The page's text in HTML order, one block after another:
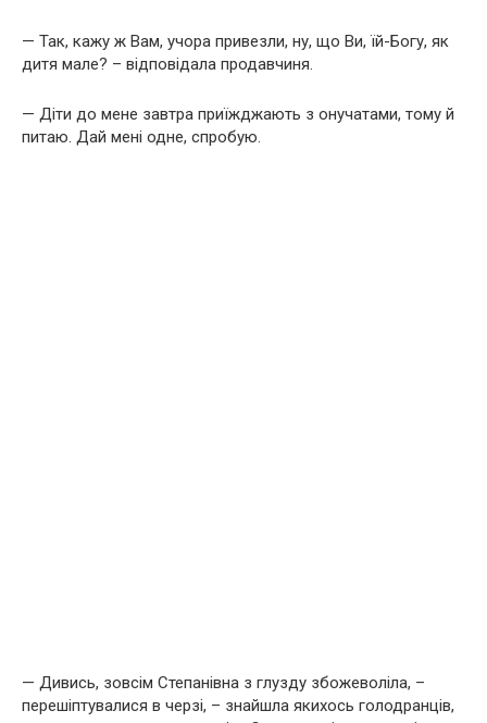
— Так, кажу ж Вам, учора привезли, ну, що Ви, їй-Богу, як
дитя мале? – відповідала продавчиня.
— Діти до мене завтра приїжджають з онучатами, тому й
питаю. Дай мені одне, спробую.
— Дивись, зовсім Степанівна з глузду збожеволіла, –
перешіптувалися в черзі, – знайшла якихось голодранців,